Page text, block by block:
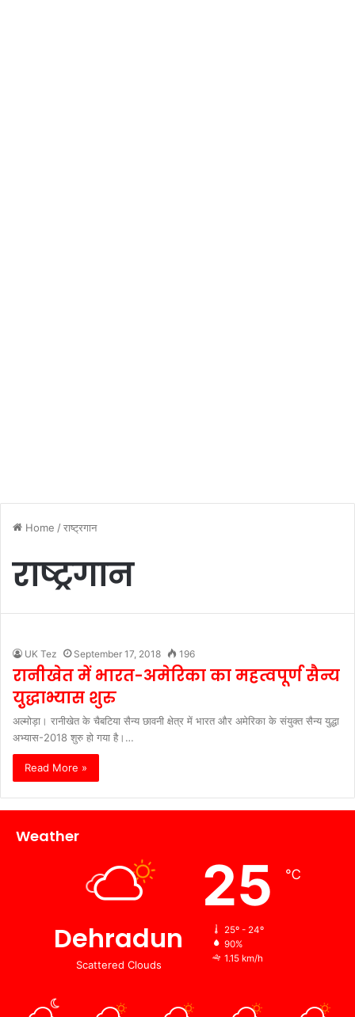
Home /राष्ट्रगान
राष्ट्रगान
UK Tez September 17, 2018 196
रानीखेत में भारत-अमेरिका का महत्वपूर्ण सैन्य
यु़द्धाभ्यास शुरु
अल्मोड़ा। रानीखेत के चैबटिया सैन्य छावनी क्षेत्र में भारत और अमेरिका के संयुक्त सैन्य युद्धा
अभ्यास-2018 शुरु हो गया है।…
Read More »
Weather
Dehradun
Scattered Clouds
25 ℃
25º - 24º
90%
1.15 km/h